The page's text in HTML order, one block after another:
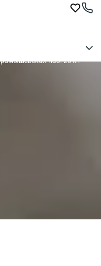
наб. 20 к1